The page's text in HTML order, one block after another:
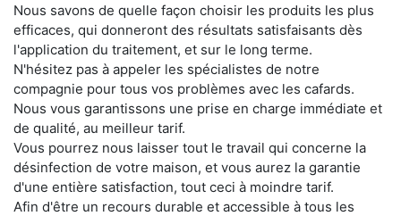
Nous savons de quelle façon choisir les produits les plus
efficaces, qui donneront des résultats satisfaisants dès
l'application du traitement, et sur le long terme.
N'hésitez pas à appeler les spécialistes de notre
compagnie pour tous vos problèmes avec les cafards.
Nous vous garantissons une prise en charge immédiate et
de qualité, au meilleur tarif.
Vous pourrez nous laisser tout le travail qui concerne la
désinfection de votre maison, et vous aurez la garantie
d'une entière satisfaction, tout ceci à moindre tarif.
Afin d'être un recours durable et accessible à tous les